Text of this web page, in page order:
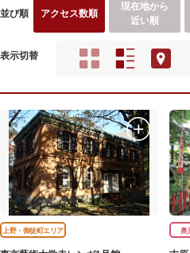
並び順 アクセス数順
現在地から
近い順
表示切替
上野・御徒町エリア 奥